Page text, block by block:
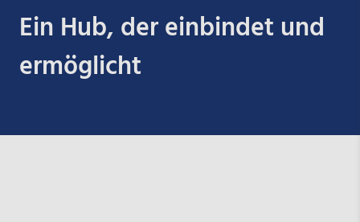
Ein Hub, der einbindet und
ermöglicht